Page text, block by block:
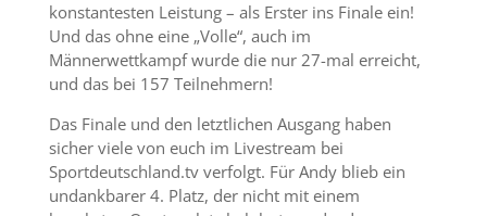
konstantesten Leistung – als Erster ins Finale ein!
Und das ohne eine „Volle“, auch im
Männerwettkampf wurde die nur 27-mal erreicht,
und das bei 157 Teilnehmern!
Das Finale und den letztlichen Ausgang haben
sicher viele von euch im Livestream bei
Sportdeutschland.tv verfolgt. Für Andy blieb ein
undankbarer 4. Platz, der nicht mit einem